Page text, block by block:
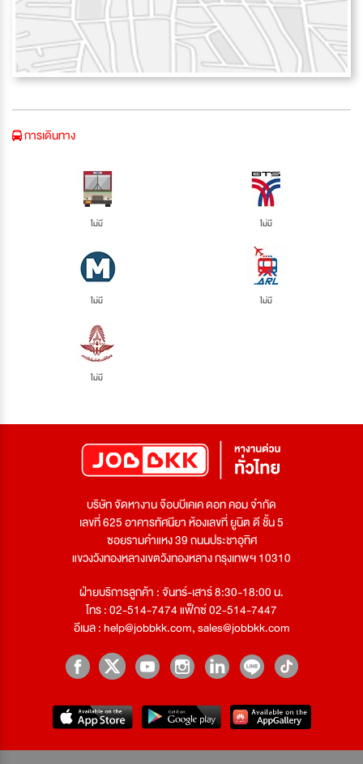
การเดินทาง
ไม่มี ไม่มี
ไม่มี ไม่มี
ไม่มี
บริษัท จัดหางาน จ๊อบบีเคเค ดอท คอม จำกัด
เลขที่ 625 อาคารทัศนียา ห้องเลขที่ ยูนิต ดี ชั้น 5
ซอยรามคำแหง 39 ถนนประชาอุทิศ
แขวงวังทองหลางเขตวังทองหลาง กรุงเทพฯ 10310
ฝ่ายบริการลูกค้า : จันทร์-เสาร์ 8:30-18:00 น.
โทร : 02-514-7474 แฟ็กซ์ 02-514-7447
อีเมล :help@jobbkk.com,sales@jobbkk.com